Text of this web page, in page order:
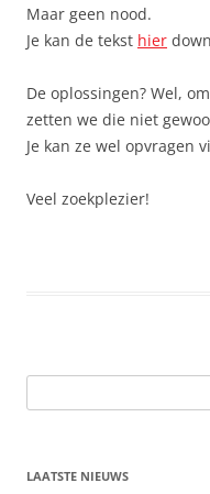
Maar geen nood.
Je kan de tekst hier
De oplossingen? Wel,
zetten we die niet
Je kan ze wel opvragen
Veel zoekplezier!
LAATSTE NIEUWS